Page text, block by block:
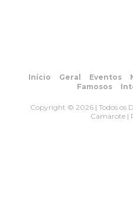
Início Geral Eventos
Famosos
Copyright © 2026 | Todos os
Camarote |